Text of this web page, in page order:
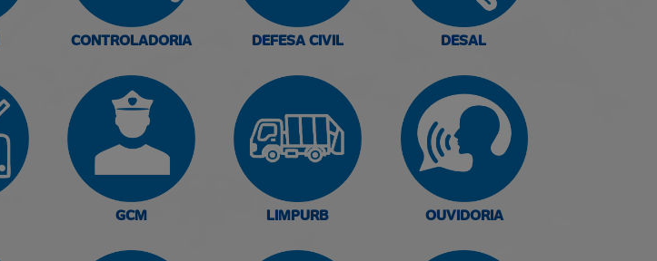
CONTROLADORIA DEFESA CIVIL DESAL
GCM LIMPURB OUVIDORIA